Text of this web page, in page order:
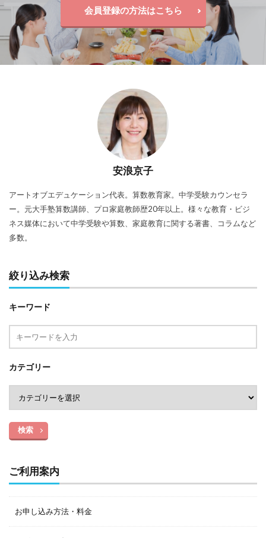
会員登録の方法はこちら
安浪京子
アートオブエデュケーション代表。算数教育家。中学受験カウンセラ
ー。元大手塾算数講師、プロ家庭教師歴20年以上。様々な教育・ビジ
ネス媒体において中学受験や算数、家庭教育に関する著書、コラムなど
多数。
絞り込み検索
キーワード
カテゴリー
検索
ご利用案内
お申し込み方法・料金